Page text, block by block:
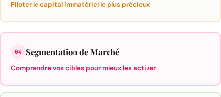
Piloter le capital immatériel le plus précieux
04 Segmentation de Marché
Comprendre vos cibles pour mieux les activer